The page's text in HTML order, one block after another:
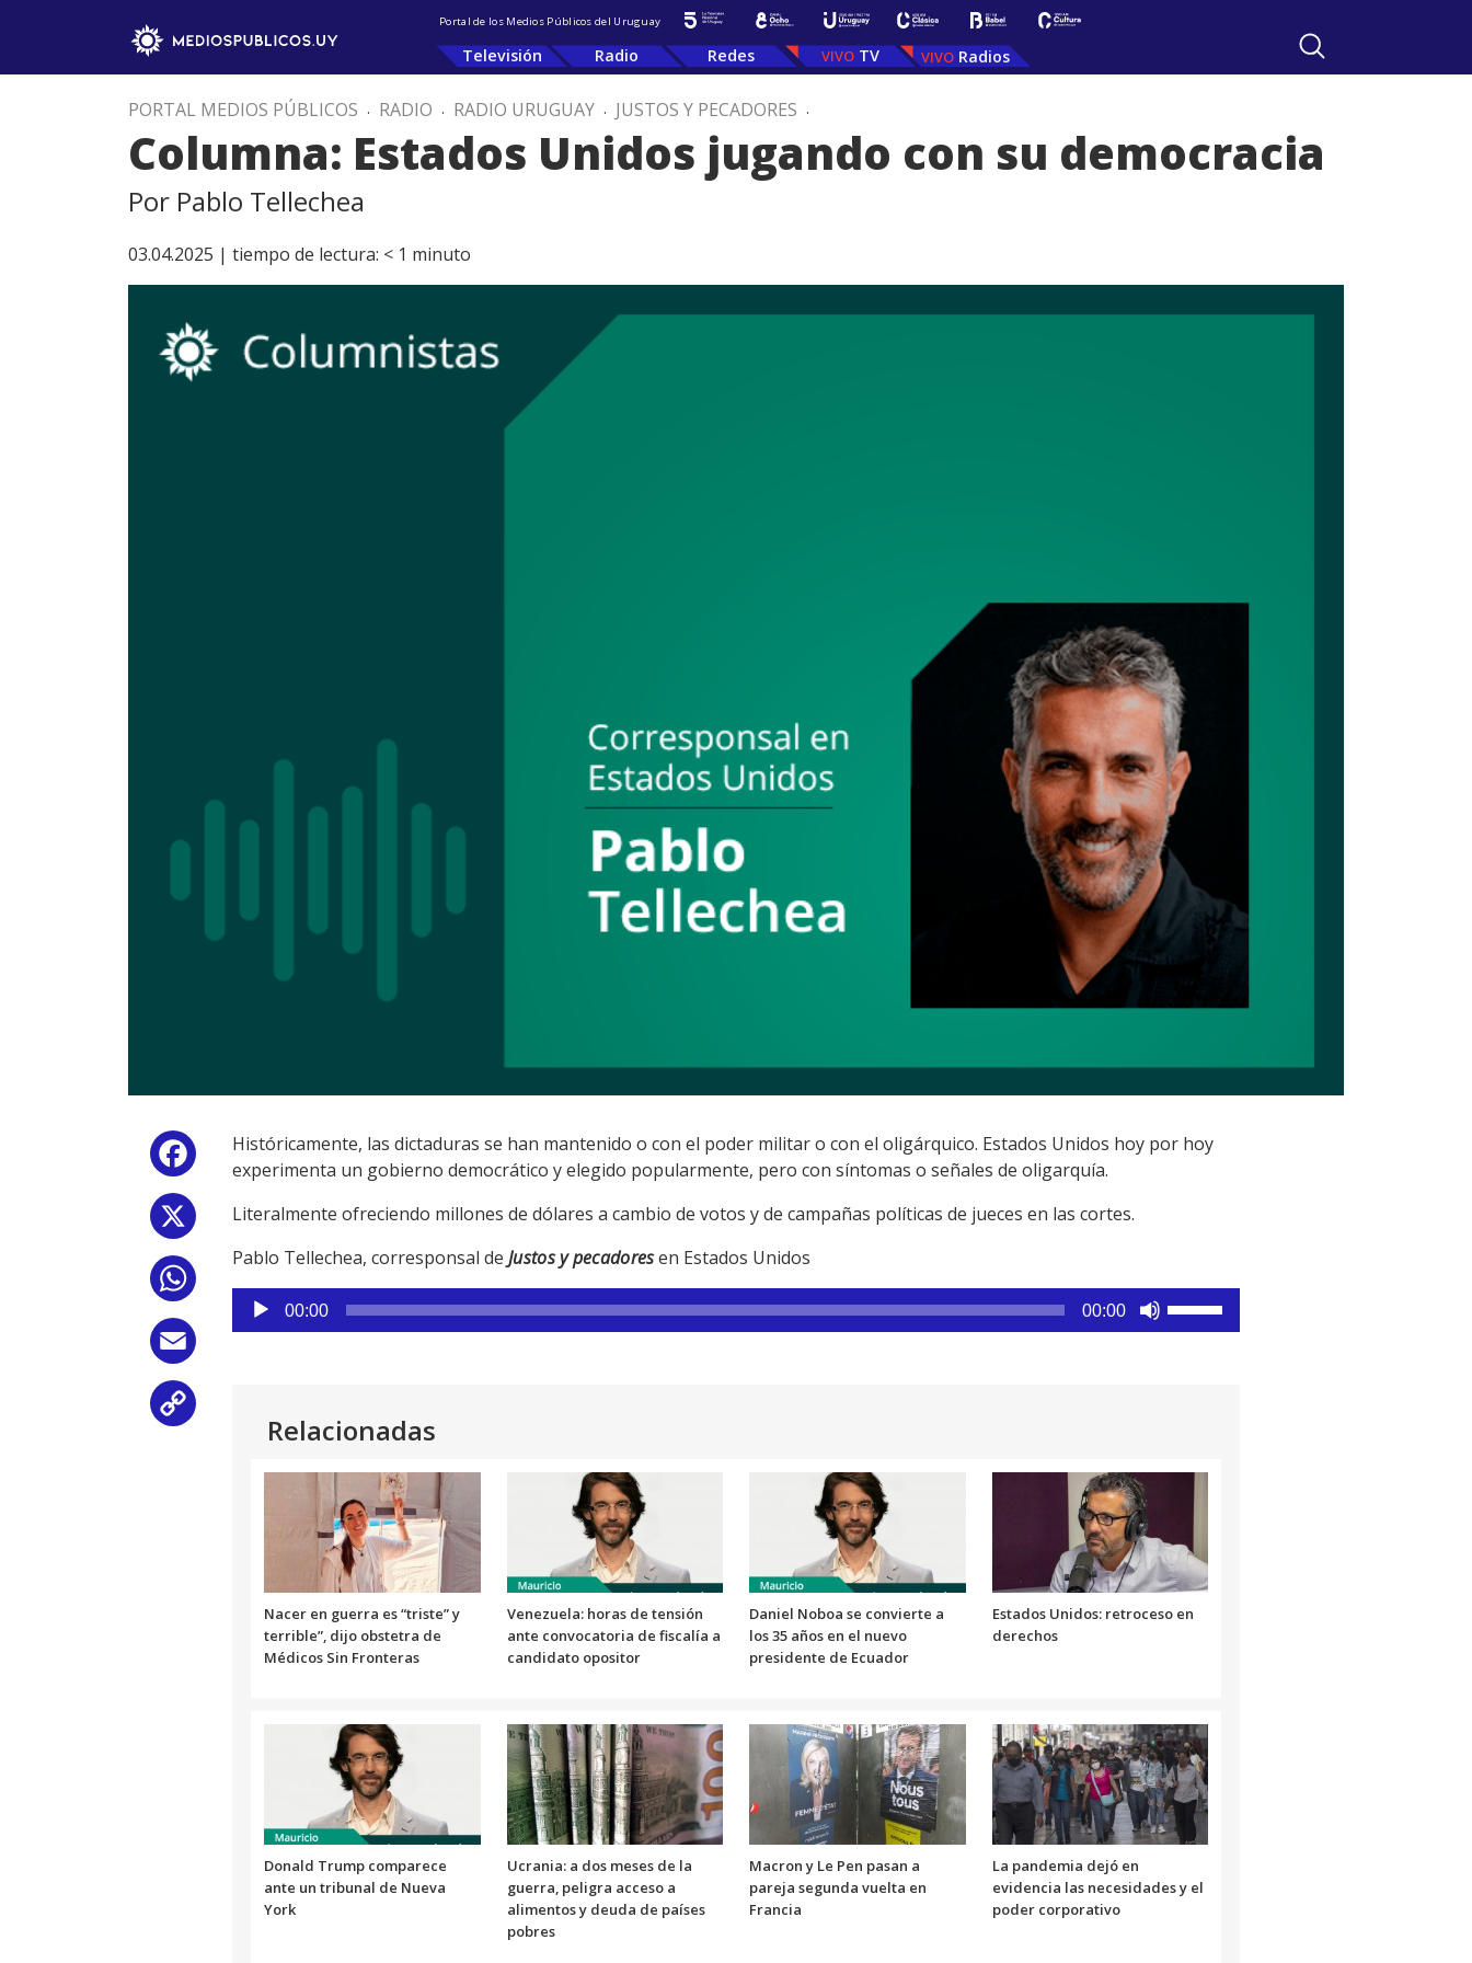
Portal de los Medios Públicos del Uruguay
Televisión Radio Redes TV Radios
PORTAL MEDIOS PÚBLICOS . RADIO . RADIO URUGUAY . JUSTOS Y PECADORES .
Columna: Estados Unidos jugando con su democracia
Por Pablo Tellechea
03.04.2025 | tiempo de lectura: < 1 minuto
Facebook
WhatsApp
Históricamente, las dictaduras se han mantenido o con el poder militar o con el oligárquico. Estados Unidos hoy por hoy
experimenta un gobierno democrático y elegido popularmente, pero con síntomas o señales de oligarquía.
Literalmente ofreciendo millones de dólares a cambio de votos y de campañas políticas de jueces en las cortes.
Pablo Tellechea, corresponsal de Justos y pecadoresen Estados Unidos
Reproductor
de
00:00 00:00
aumentar
el
volumen.
Relacionadas
Nacer en guerra es “triste” y
terrible”, dijo obstetra de
Médicos Sin Fronteras
Venezuela: horas de tensión
ante convocatoria de fiscalía a
candidato opositor
Daniel Noboa se convierte a
los 35 años en el nuevo
presidente de Ecuador
Estados Unidos: retroceso en
derechos
Donald Trump comparece
ante un tribunal de Nueva
York
Ucrania: a dos meses de la
guerra, peligra acceso a
alimentos y deuda de países
pobres
Macron y Le Pen pasan a
pareja segunda vuelta en
Francia
La pandemia dejó en
evidencia las necesidades y el
poder corporativo